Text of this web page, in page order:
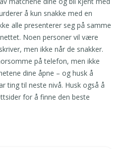
å kun snakke med en
alle presenterer seg på samme
Noen personer vil være
men ikke når de snakker.
på telefon, men ikke
dine åpne – og husk å
ting til neste nivå. Husk også å
for å finne den beste